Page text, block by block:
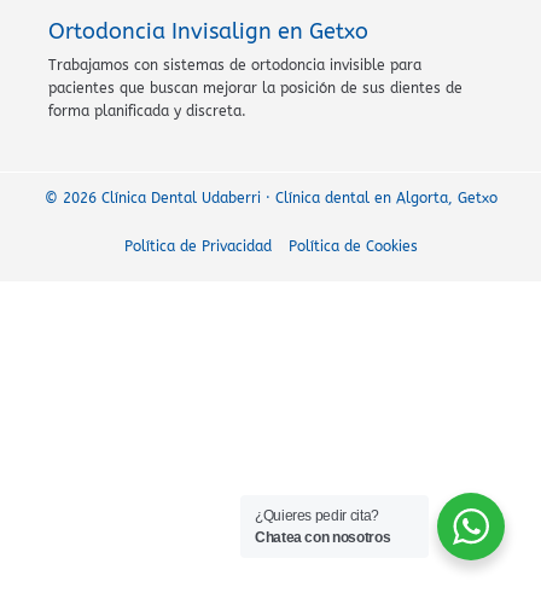
Ortodoncia Invisalign en Getxo
Trabajamos con sistemas de ortodoncia invisible para
pacientes que buscan mejorar la posición de sus dientes de
forma planificada y discreta.
© 2026 Clínica Dental Udaberri · Clínica dental en Algorta, Getxo
Política de Privacidad Política de Cookies
¿Quieres pedir cita?
Chatea con nosotros